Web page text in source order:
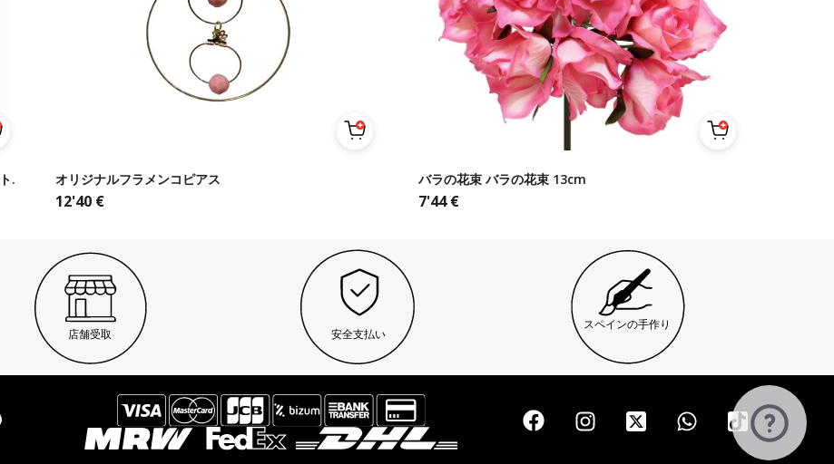
.
オリジナルフラメンコピアス
12'40 €
バラの花束 バラの花束 13cm
7'44€
店舗受取 安全支払い
スペインの手作り